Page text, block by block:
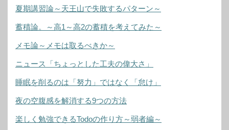
夏期講習論～天王山で失敗するパターン～
蓄積論。～高1～高2の蓄積を考えてみた～
メモ論～メモは取るべきか～
ニュース「ちょっとした工夫の偉大さ」
睡眠を削るのは「努力」ではなく「怠け」
夜の空腹感を解消する9つの方法
楽しく勉強できるTodoの作り方～弱者編～